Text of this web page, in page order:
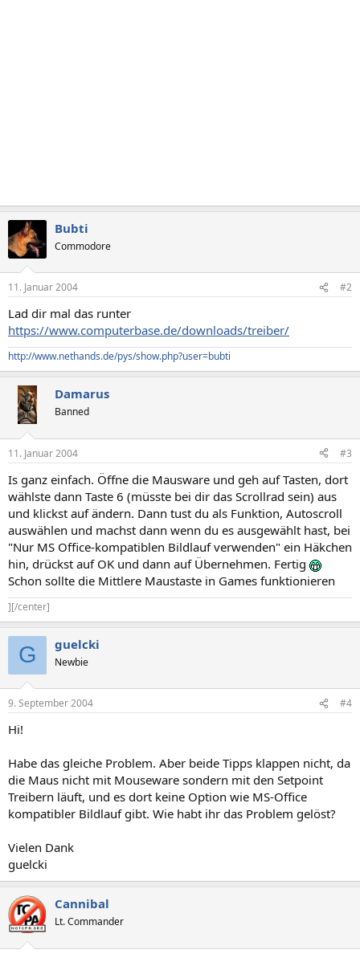
Bubti
Commodore
11. Januar 2004 #2
Lad dir mal das runter
https://www.computerbase.de/downloads/treiber/
http://www.nethands.de/pys/show.php?user=bubti
Damarus
Banned
11. Januar 2004 #3
Is ganz einfach. Öffne die Mausware und geh auf Tasten, dort
wählste dann Taste 6 (müsste bei dir das Scrollrad sein) aus
und klickst auf ändern. Dann tust du als Funktion, Autoscroll
auswählen und machst dann wenn du es ausgewählt hast, bei
"Nur MS Office-kompatiblen Bildlauf verwenden" ein Häkchen
hin, drückst auf OK und dann auf Übernehmen. Fertig
Schon sollte die Mittlere Maustaste in Games funktionieren
][/center]
G guelcki
Newbie
9. September 2004 #4
Hi!
Habe das gleiche Problem. Aber beide Tipps klappen nicht, da
die Maus nicht mit Mouseware sondern mit den Setpoint
Treibern läuft, und es dort keine Option wie MS-Office
kompatibler Bildlauf gibt. Wie habt ihr das Problem gelöst?
Vielen Dank
guelcki
Cannibal
Lt. Commander